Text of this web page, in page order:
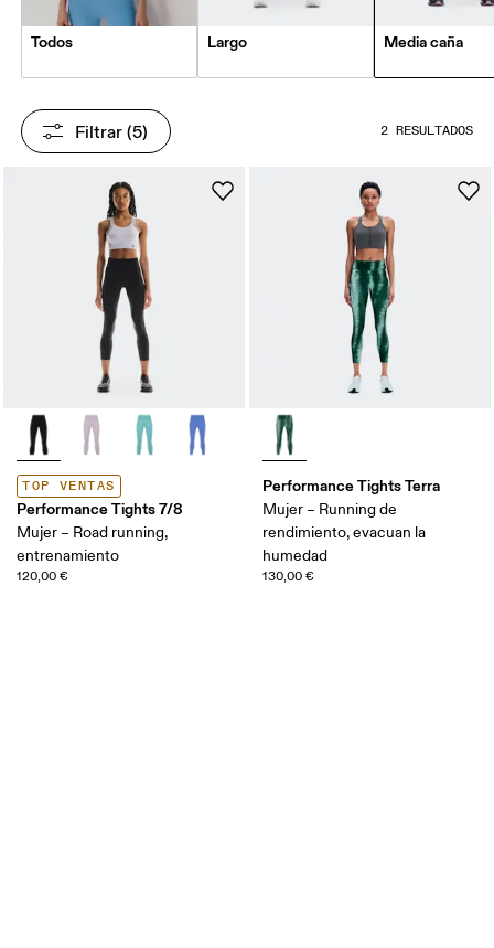
Todos Largo Media caña
Filtrar (5) 2 RESULTADOS
TOP VENTAS
Performance Tights 7/8
Mujer – Road running,
entrenamiento
120,00 €
Performance Tights Terra
Mujer – Running de
rendimiento, evacuan la
humedad
130,00 €